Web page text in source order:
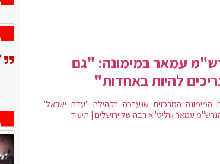
עמאר במימונה: "גם
להיות באחדות"
המימונה המרכזית שנערכה בקהילת "עדת ישראל"
עמאר שליט"א רבה של ירושלים | תיעוד